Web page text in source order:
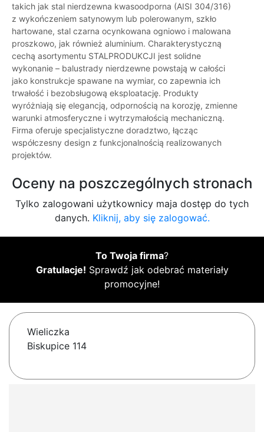
takich jak stal nierdzewna kwasoodporna (AISI 304/316)
z wykończeniem satynowym lub polerowanym, szkło
hartowane, stal czarna ocynkowana ogniowo i malowana
proszkowo, jak również aluminium. Charakterystyczną
cechą asortymentu STALPRODUKCJI jest solidne
wykonanie – balustrady nierdzewne powstają w całości
jako konstrukcje spawane na wymiar, co zapewnia ich
trwałość i bezobsługową eksploatację. Produkty
wyróżniają się elegancją, odpornością na korozję, zmienne
warunki atmosferyczne i wytrzymałością mechaniczną.
Firma oferuje specjalistyczne doradztwo, łącząc
współczesny design z funkcjonalnością realizowanych
projektów.
Oceny na poszczególnych stronach
Tylko zalogowani użytkownicy maja dostęp do tych
danych. Kliknij, aby się zalogować.
To Twoja firma?
Gratulacje! Sprawdź jak odebrać materiały
promocyjne!
Wieliczka
Biskupice 114